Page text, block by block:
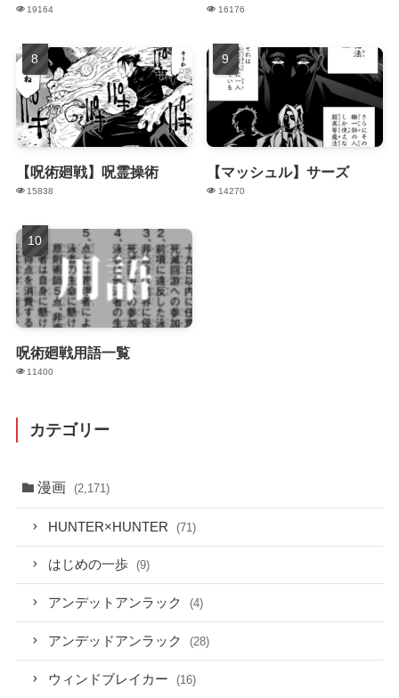
19164 16176
【呪術廻戦】呪霊操術
15838
【マッシュル】サーズ
14270
呪術廻戦用語一覧
11400
カテゴリー
漫画 (2,171)
HUNTER×HUNTER (71)
はじめの一歩 (9)
アンデットアンラック (4)
アンデッドアンラック (28)
ウィンドブレイカー (16)